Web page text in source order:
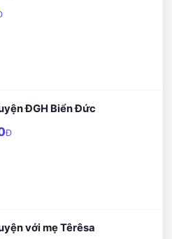
ĐGH Biển Đức
Đ
với mẹ Têrêsa